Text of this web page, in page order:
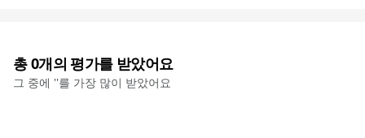
총0개의 평가를 받았어요
그 중에 ''를 가장 많이 받았어요